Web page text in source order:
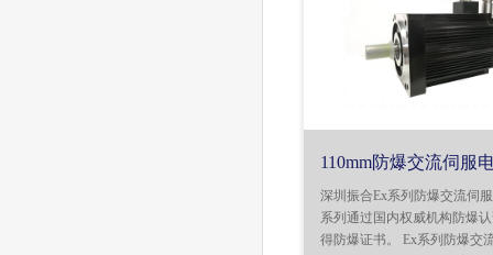
110mm防爆交流伺服
深圳振合Ex系列防爆交流伺
系列通过国内权威机构防爆
得防爆证书。 Ex系列防爆交